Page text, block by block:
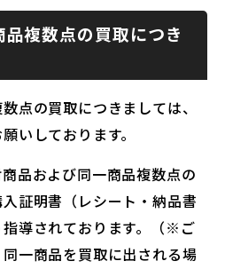
複数点の買取につき
点の買取につきましては、
いしております。
品および同一商品複数点の
証明書（レシート・納品書
導されております。（※ご
一商品を買取に出される場